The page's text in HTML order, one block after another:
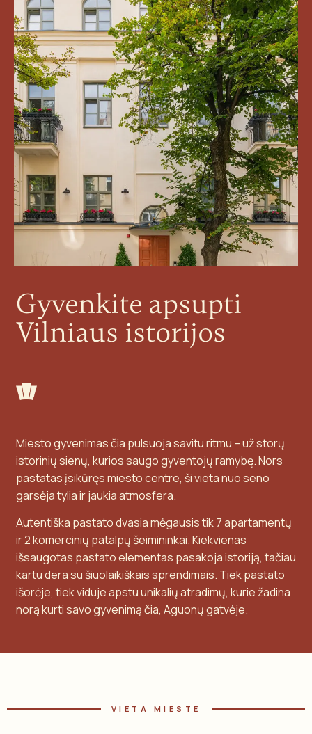
Gyvenkite apsupti
Vilniaus istorijos
Miesto gyvenimas čia pulsuoja savitu ritmu – už storų
istorinių sienų, kurios saugo gyventojų ramybę. Nors
pastatas įsikūręs miesto centre, ši vieta nuo seno
garsėja tylia ir jaukia atmosfera.
Autentiška pastato dvasia mėgausis tik 7 apartamentų
ir 2 komercinių patalpų šeimininkai. Kiekvienas
išsaugotas pastato elementas pasakoja istoriją, tačiau
kartu dera su šiuolaikiškais sprendimais. Tiek pastato
išorėje, tiek viduje apstu unikalių atradimų, kurie žadina
norą kurti savo gyvenimą čia, Aguonų gatvėje.
VIETA MIESTE